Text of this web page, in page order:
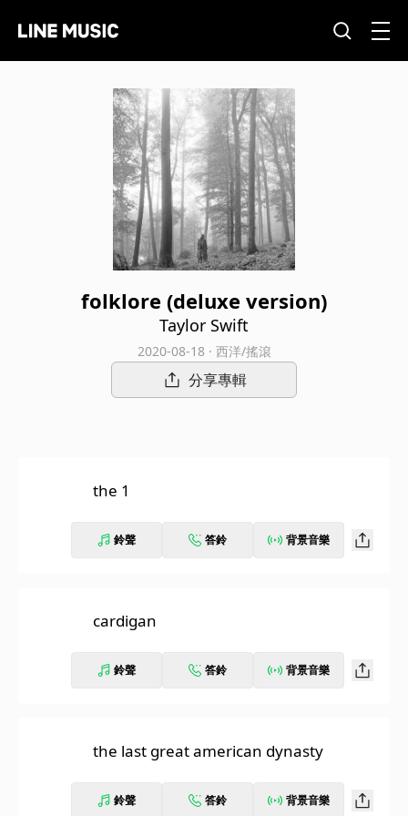
folklore (deluxe version)
Taylor Swift
2020-08-18 · 西洋/搖滾
分享專輯
the 1
鈴聲 答鈴 背景音樂
cardigan
鈴聲 答鈴 背景音樂
the last great american dynasty
鈴聲 答鈴 背景音樂